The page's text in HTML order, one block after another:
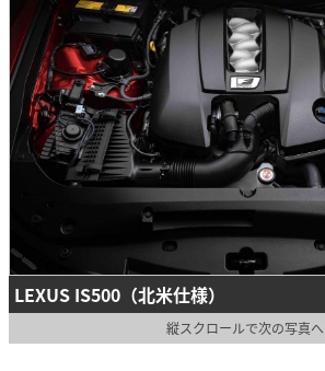
LEXUS IS500（北米仕様）
縦スクロールで次の写真へ